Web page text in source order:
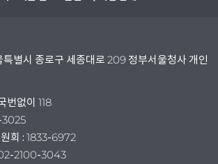
특별시 종로구 세종대로 209 정부서울청사 개인
번없이 118
3025
회 : 1833-6972
2100-3043